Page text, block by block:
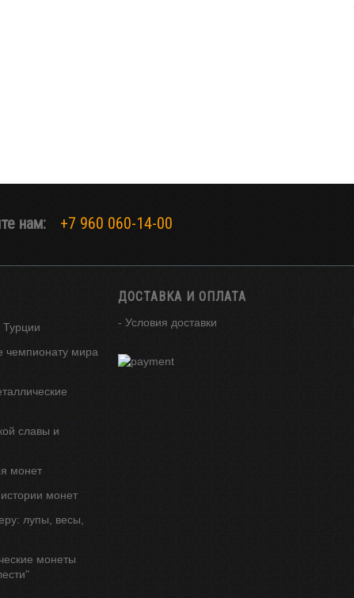
нам: +7 960 060-14-00
Турции
мира
славы и
монет
монет
лупы, весы,
монеты
ДОСТАВКА И ОПЛАТА
- Условия доставки